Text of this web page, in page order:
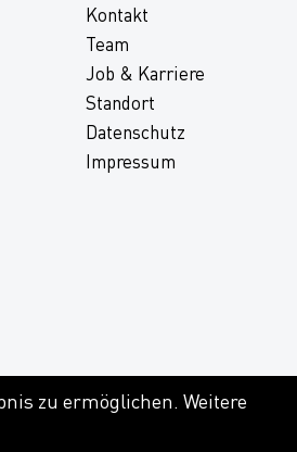
Kontakt
Team
Job & Karriere
Standort
Datenschutz
Impressum
zu ermöglichen. Weitere